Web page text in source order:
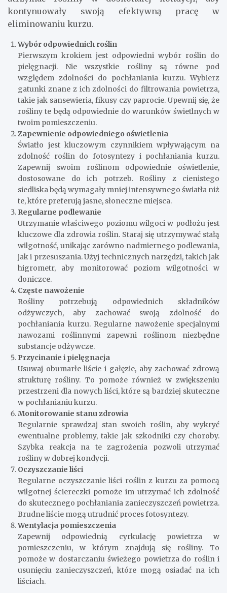
kontynuowały swoją efektywną pracę w
eliminowaniu kurzu.
Wybór odpowiednich roślin
Pierwszym krokiem jest odpowiedni wybór roślin do
pielęgnacji. Nie wszystkie rośliny są równe pod
względem zdolności do pochłaniania kurzu. Wybierz
gatunki znane z ich zdolności do filtrowania powietrza,
takie jak sansewieria, fikusy czy paprocie. Upewnij się, że
rośliny te będą odpowiednie do warunków świetlnych w
twoim pomieszczeniu.
Zapewnienie odpowiedniego oświetlenia
Światło jest kluczowym czynnikiem wpływającym na
zdolność roślin do fotosyntezy i pochłaniania kurzu.
Zapewnij swoim roślinom odpowiednie oświetlenie,
dostosowane do ich potrzeb. Rośliny z cienistego
siedliska będą wymagały mniej intensywnego światła niż
te, które preferują jasne, słoneczne miejsca.
Regularne podlewanie
Utrzymanie właściwego poziomu wilgoci w podłożu jest
kluczowe dla zdrowia roślin. Staraj się utrzymywać stałą
wilgotność, unikając zarówno nadmiernego podlewania,
jak i przesuszania. Użyj technicznych narzędzi, takich jak
higrometr, aby monitorować poziom wilgotności w
doniczce.
Częste nawożenie
Rośliny potrzebują odpowiednich składników
odżywczych, aby zachować swoją zdolność do
pochłaniania kurzu. Regularne nawożenie specjalnymi
nawozami roślinnymi zapewni roślinom niezbędne
substancje odżywcze.
Przycinanie i pielęgnacja
Usuwaj obumarłe liście i gałęzie, aby zachować zdrową
strukturę rośliny. To pomoże również w zwiększeniu
przestrzeni dla nowych liści, które są bardziej skuteczne
w pochłanianiu kurzu.
Monitorowanie stanu zdrowia
Regularnie sprawdzaj stan swoich roślin, aby wykryć
ewentualne problemy, takie jak szkodniki czy choroby.
Szybka reakcja na te zagrożenia pozwoli utrzymać
rośliny w dobrej kondycji.
Oczyszczanie liści
Regularne oczyszczanie liści roślin z kurzu za pomocą
wilgotnej ściereczki pomoże im utrzymać ich zdolność
do skutecznego pochłaniania zanieczyszczeń powietrza.
Brudne liście mogą utrudnić proces fotosyntezy.
Wentylacja pomieszczenia
Zapewnij odpowiednią cyrkulację powietrza w
pomieszczeniu, w którym znajdują się rośliny. To
pomoże w dostarczaniu świeżego powietrza do roślin i
usunięciu zanieczyszczeń, które mogą osiadać na ich
liściach.